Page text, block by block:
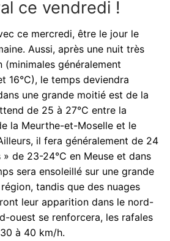
ce vendredi !
ce mercredi, être le jour le
Aussi, après une nuit très
généralement
16°C), le temps deviendra
une grande moitié est de la
de 25 à 27°C entre la
la Meurthe-et-Moselle et le
il fera généralement de 24
de 23-24°C en Meuse et dans
sera ensoleillé sur une grande
tandis que des nuages
leur apparition dans le nord-
ouest se renforcera, les rafales
à 40 km/h.